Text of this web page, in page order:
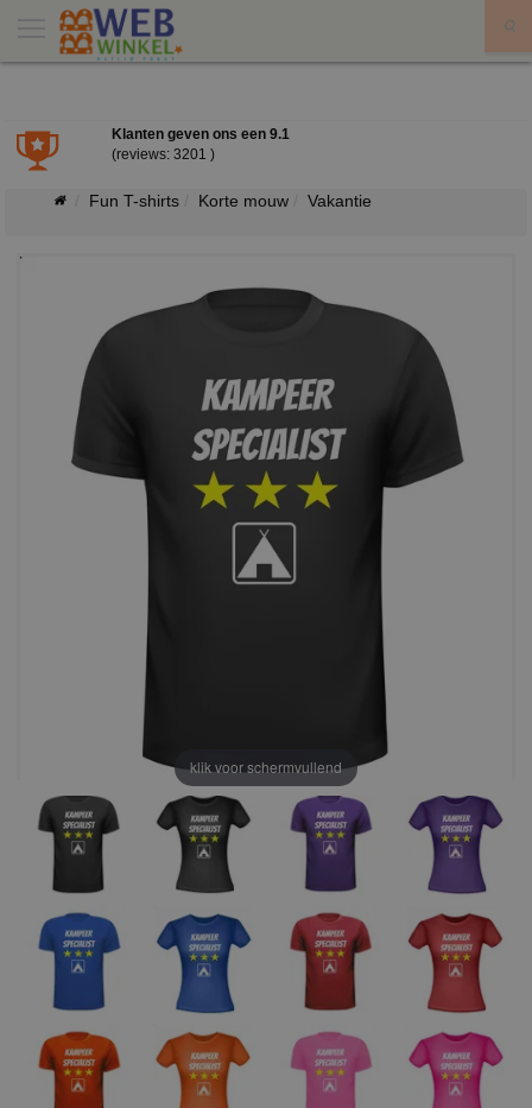
Klanten geven ons een 9.1
(reviews: 3201 )
Fun T-shirts Korte mouw Vakantie
klik voor schermvullend